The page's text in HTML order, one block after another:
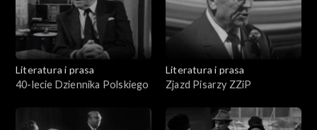
Literatura i prasa
40-lecie Dziennika Polskiego
Literatura i prasa
Zjazd Pisarzy ZZiP